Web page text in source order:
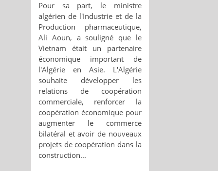
Pour sa part, le ministre
algérien de l'Industrie et de la
Production pharmaceutique,
Ali Aoun, a souligné que le
Vietnam était un partenaire
économique important de
l'Algérie en Asie. L'Algérie
souhaite développer les
relations de coopération
commerciale, renforcer la
coopération économique pour
augmenter le commerce
bilatéral et avoir de nouveaux
projets de coopération dans la
construction...